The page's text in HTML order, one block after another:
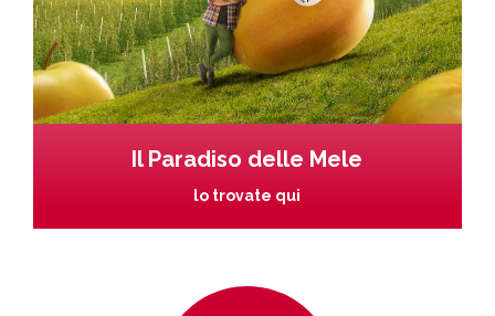
Il Paradiso delle Mele
lo trovate qui